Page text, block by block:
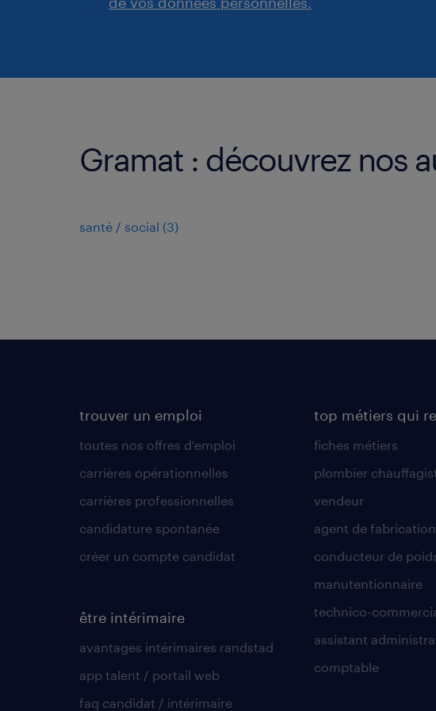
Gramat : découvrez nos
santé / social (3)
trouver un emploi
toutes nos offres d'emploi
carrières opérationnelles
carrières professionnelles
candidature spontanée
créer un compte candidat
être intérimaire
avantages intérimaires randstad
app talent / portail web
faq candidat / intérimaire
top métiers qui
fiches métiers
plombier
vendeur
agent de fabrication
conducteur de
manutentionnaire
technico-
assistant
comptable